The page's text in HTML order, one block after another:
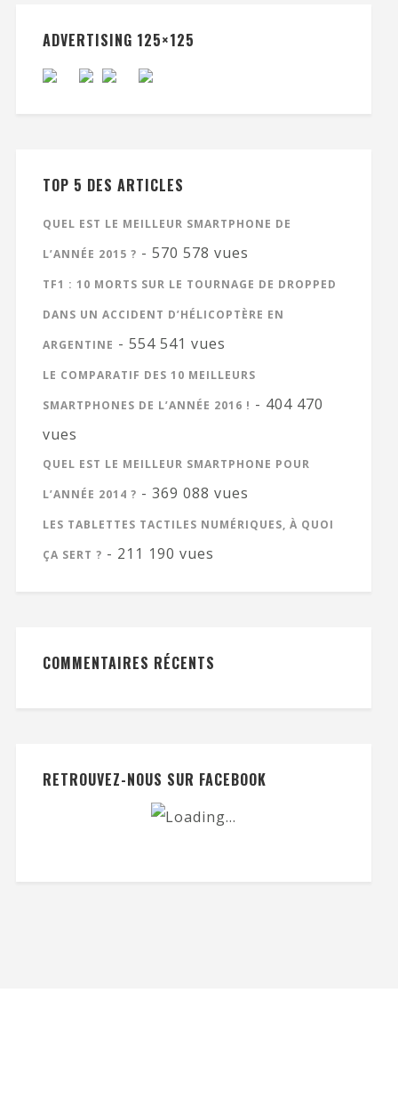
ADVERTISING 125×125
TOP 5 DES ARTICLES
QUEL EST LE MEILLEUR SMARTPHONE DE
L’ANNÉE 2015 ? - 570 578 vues
TF1 : 10 MORTS SUR LE TOURNAGE DE DROPPED
DANS UN ACCIDENT D’HÉLICOPTÈRE EN
ARGENTINE - 554 541 vues
LE COMPARATIF DES 10 MEILLEURS
SMARTPHONES DE L’ANNÉE 2016 ! - 404 470
vues
QUEL EST LE MEILLEUR SMARTPHONE POUR
L’ANNÉE 2014 ? - 369 088 vues
LES TABLETTES TACTILES NUMÉRIQUES, À QUOI
ÇA SERT ? - 211 190 vues
COMMENTAIRES RÉCENTS
RETROUVEZ-NOUS SUR FACEBOOK